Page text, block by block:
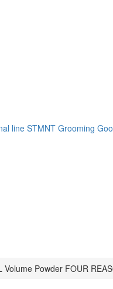
line STMNT Grooming
Powder FOUR